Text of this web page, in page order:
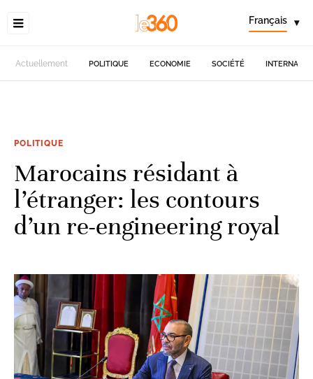
Français ▾
Actuellement POLITIQUE ECONOMIE SOCIÉTÉ
POLITIQUE
Marocains résidant à
l’étranger: les contours
d’un re-engineering royal